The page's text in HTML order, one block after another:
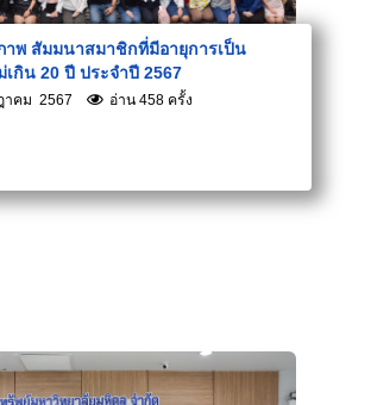
าพ สัมมนาสมาชิกที่มีอายุการเป็น
เกิน 20 ปี ประจำปี 2567
าคม 2567 อ่าน 458 ครั้ง